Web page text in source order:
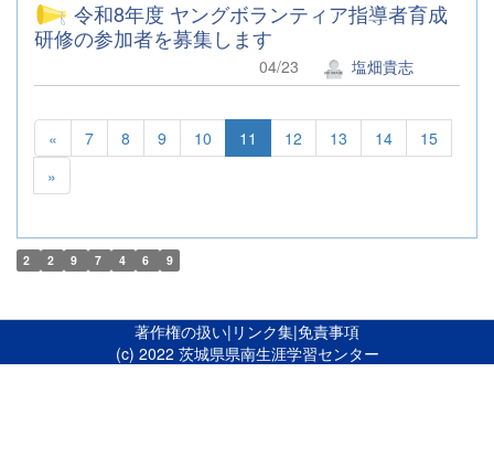
令和8年度 ヤングボランティア指導者育成
研修の参加者を募集します
04/23 塩畑貴志
« 7 8 9 10 11 12 13 14
15
»
2 2 9 7 4 6 9
著作権の扱い| リンク集|免責事項
(c) 2022 茨城県県南生涯学習センター